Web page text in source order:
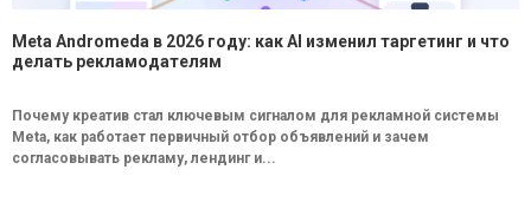
Meta Andromeda в 2026 году: как AI изменил таргетинг и что
делать рекламодателям
Почему креатив стал ключевым сигналом для рекламной системы
Meta, как работает первичный отбор объявлений и зачем
согласовывать рекламу, лендинг и...